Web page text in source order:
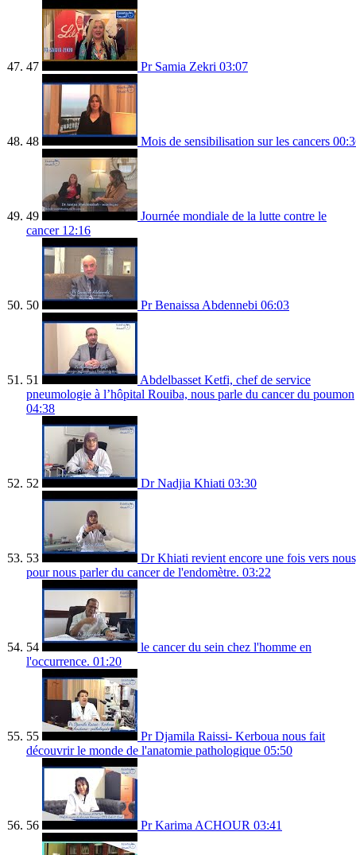
47 Pr Samia Zekri 03:07
48 Mois de sensibilisation sur les cancers
49
Journée mondiale de la lutte contre le
cancer 12:16
50 Pr Benaissa Abdennebi 06:03
51
Abdelbasset Ketfi, chef de service
pneumologie à l’hôpital Rouiba, nous parle du cancer du poumon
04:38
52 Dr Nadjia Khiati 03:30
53
Dr Khiati revient encore une fois vers
pour nous parler du cancer de l'endomètre. 03:22
54
le cancer du sein chez l'homme en
l'occurrence. 01:20
55
Pr Djamila Raissi- Kerboua nous fait
découvrir le monde de l'anatomie pathologique 05:50
56 Pr Karima ACHOUR 03:41